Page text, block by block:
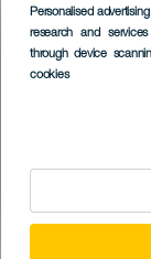
Personalised
research and
through device
cookies
Imagen
Listado